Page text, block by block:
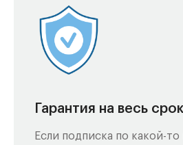
Гарантия на весь срок
Если подписка по какой-